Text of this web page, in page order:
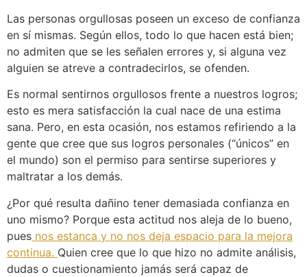
Las personas orgullosas poseen un exceso de confianza
en sí mismas. Según ellos, todo lo que hacen está bien;
no admiten que se les señalen errores y, si alguna vez
alguien se atreve a contradecirlos, se ofenden.
Es normal sentirnos orgullosos frente a nuestros logros;
esto es mera satisfacción la cual nace de una estima
sana. Pero, en esta ocasión, nos estamos refiriendo a la
gente que cree que sus logros personales (“únicos” en
el mundo) son el permiso para sentirse superiores y
maltratar a los demás.
¿Por qué resulta dañino tener demasiada confianza en
uno mismo? Porque esta actitud nos aleja de lo bueno,
pues nos estanca y no nos deja espacio para la mejora
continua. Quien cree que lo que hizo no admite análisis,
dudas o cuestionamiento jamás será capaz de